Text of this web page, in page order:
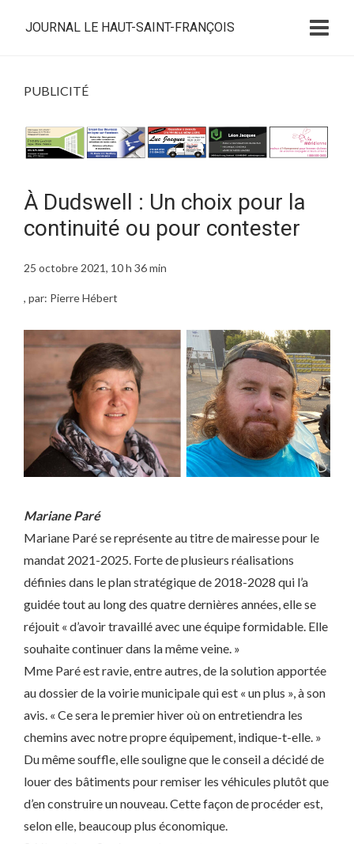
JOURNAL LE HAUT-SAINT-FRANÇOIS
PUBLICITÉ
À Dudswell : Un choix pour la
continuité ou pour contester
25 octobre 2021, 10 h 36 min
, par: Pierre Hébert
Mariane Paré
Mariane Paré se représente au titre de mairesse pour le
mandat 2021-2025. Forte de plusieurs réalisations
définies dans le plan stratégique de 2018-2028 qui l’a
guidée tout au long des quatre dernières années, elle se
réjouit « d’avoir travaillé avec une équipe formidable. Elle
souhaite continuer dans la même veine. »
Mme Paré est ravie, entre autres, de la solution apportée
au dossier de la voirie municipale qui est « un plus », à son
avis. « Ce sera le premier hiver où on entretiendra les
chemins avec notre propre équipement, indique-t-elle. »
Du même souffle, elle souligne que le conseil a décidé de
louer des bâtiments pour remiser les véhicules plutôt que
d’en construire un nouveau. Cette façon de procéder est,
selon elle, beaucoup plus économique.